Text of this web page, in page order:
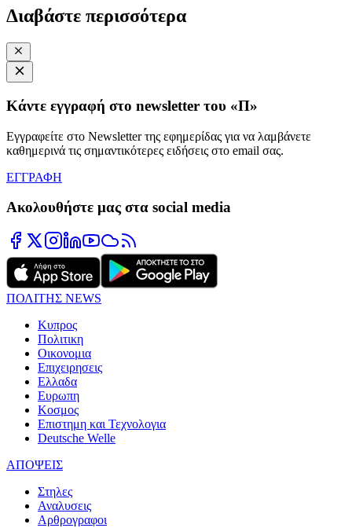
Διαβάστε περισσότερα
Κάντε εγγραφή στο newsletter του «Π»
Εγγραφείτε στο Newsletter της εφημερίδας για να λαμβάνετε
καθημερινά τις σημαντικότερες ειδήσεις στο email σας.
ΕΓΓΡΑΦΗ
Ακολουθήστε μας στα social media
ΠΟΛΙΤΗΣ NEWS
Κυπρος
Πολιτικη
Οικονομια
Επιχειρησεις
Ελλαδα
Ευρωπη
Κοσμος
Επιστημη και Τεχνολογια
Deutsche Welle
ΑΠΟΨΕΙΣ
Στηλες
Αναλυσεις
Αρθρογραφοι